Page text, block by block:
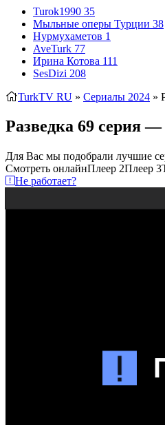
Turok1990 35
Мыльные оперы Турции 38
Нурмухаметов 1
AveTurk 77
Ирина Котова 111
SesDizi 208
TurkTV RU » Сериалы 2024 »
Разведка 69 серия —
Для Вас мы подобрали лучшие
Смотреть онлайнПлеер 2Плеер 3
Не работает?